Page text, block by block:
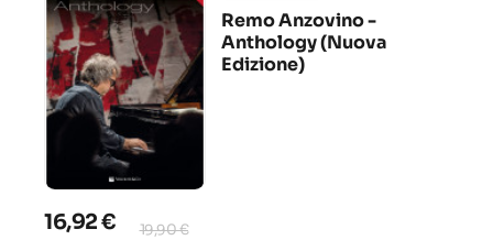
Remo Anzovino -
Anthology (Nuova
Edizione)
16,92 € 19,90 €